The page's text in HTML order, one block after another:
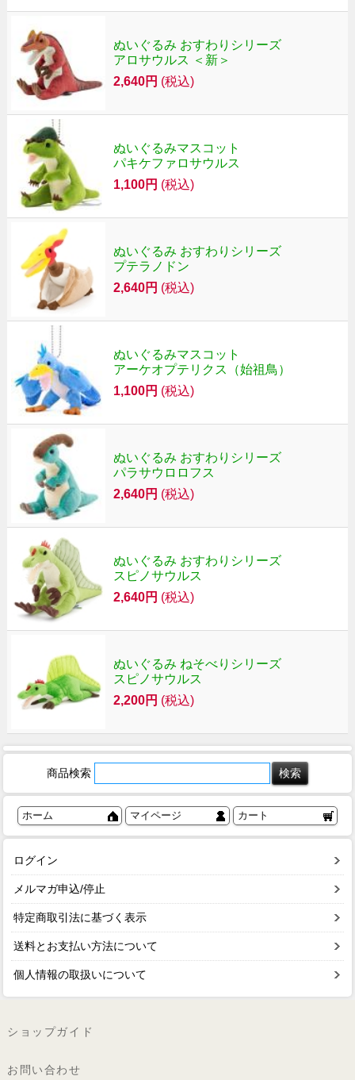
ぬいぐるみ おすわりシリーズ
アロサウルス ＜新＞
2,640円 (税込)
ぬいぐるみマスコット
パキケファロサウルス
1,100円 (税込)
ぬいぐるみ おすわりシリーズ
プテラノドン
2,640円 (税込)
ぬいぐるみマスコット
アーケオプテリクス（始祖鳥）
1,100円 (税込)
ぬいぐるみ おすわりシリーズ
パラサウロロフス
2,640円 (税込)
ぬいぐるみ おすわりシリーズ
スピノサウルス
2,640円 (税込)
ぬいぐるみ ねそべりシリーズ
スピノサウルス
2,200円 (税込)
商品検索
ホーム マイページ カート
ログイン
メルマガ申込/停止
特定商取引法に基づく表示
送料とお支払い方法について
個人情報の取扱いについて
ショップガイド
お問い合わせ